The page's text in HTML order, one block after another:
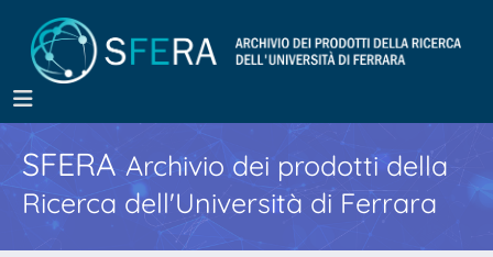
SFERA Archivio dei prodotti della
Ricerca dell'Università di Ferrara